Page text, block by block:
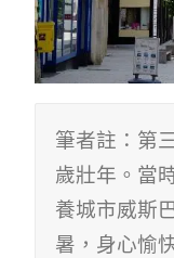
筆者註：第
歲壯年。當
養城市威斯
暑，身心愉